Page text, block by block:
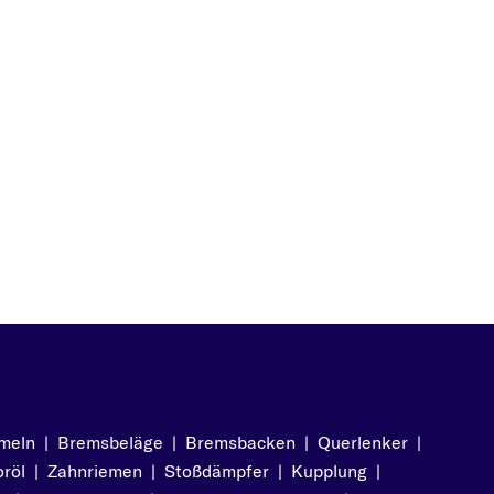
| Bremsbeläge | Bremsbacken | Querlenker |
| Zahnriemen | Stoßdämpfer | Kupplung |